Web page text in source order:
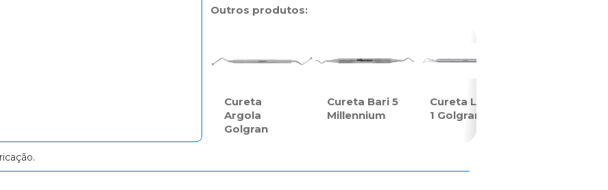
Outros produtos:
Cureta
Argola
Golgran
Cureta Bari 5
Millennium
Cureta Longa
1 Golgran